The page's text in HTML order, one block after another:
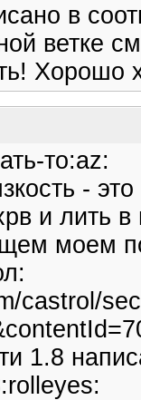
в
ветке
Хорошо
то:az:
- это
и лить
моем
castrol/
1.8